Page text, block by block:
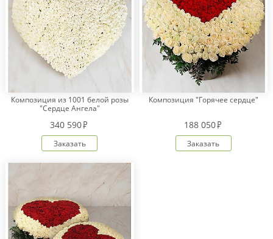
Обратная
связь
компании
language
to
Композиция из 1001 белой розы
"Сердце Ангела"
340 590
Заказать
Композиция "Горячее сердце"
188 050
Заказать